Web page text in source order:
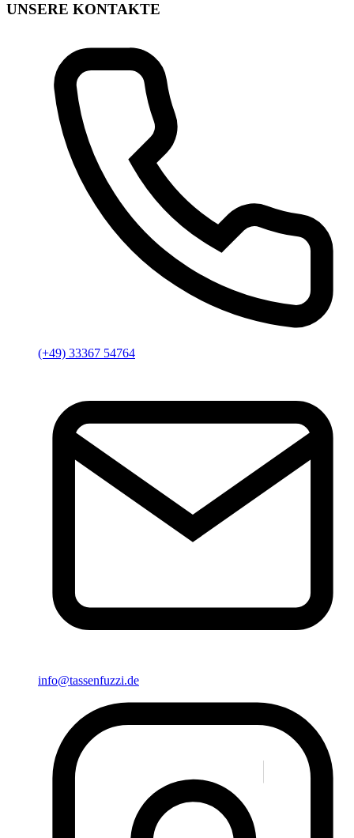
UNSERE KONTAKTE
(+49) 33367 54764
info@tassenfuzzi.de